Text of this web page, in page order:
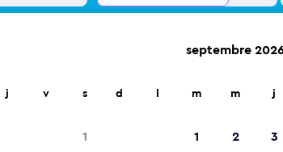
de location Thrifty
j v s
1
septembre
d m m j
1 2 3